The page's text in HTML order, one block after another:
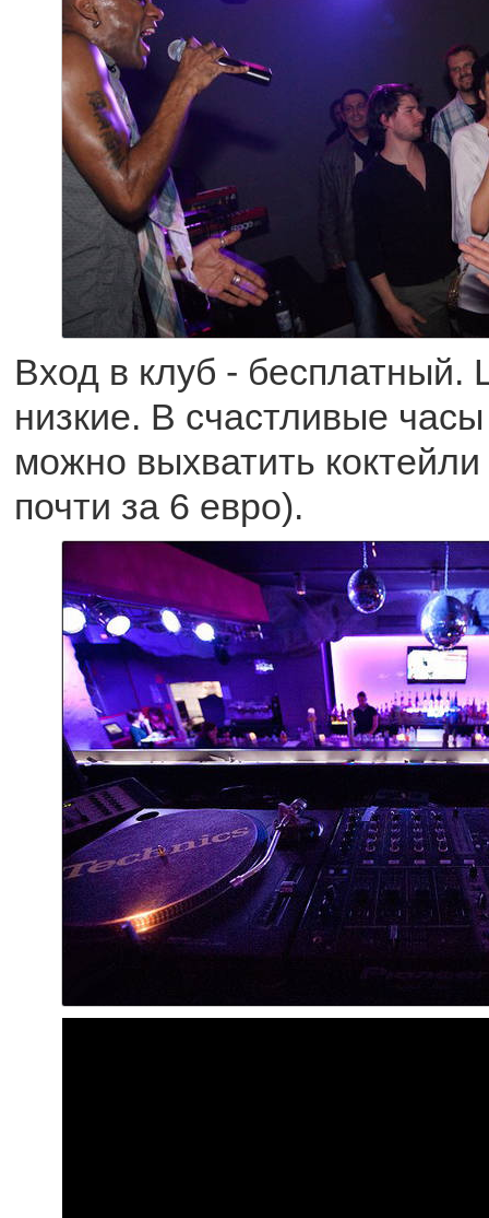
Вход в клуб -
низкие. В счастливые
можно выхватить
почти за 6 евро).